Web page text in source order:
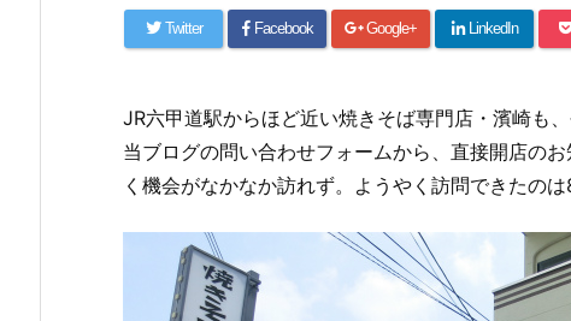
Twitter Facebook Google+ LinkedIn
JR六甲道駅からほど近い焼きそば専門店・濱崎も
当ブログの問い合わせフォームから、直接開店の
く機会がなかなか訪れず。ようやく訪問できたのは